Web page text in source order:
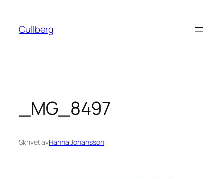
innehåll
Cullberg
_MG_8497
Skrivet avHanna Johanssoni